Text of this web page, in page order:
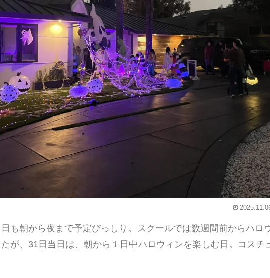
も朝から夜まで予定びっしり。スクールでは数週間前からハロ
が、31日当日は、朝から１日中ハロウィンを楽しむ日。コスチ